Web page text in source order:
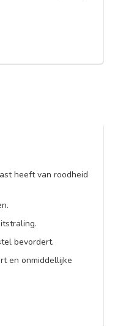
heeft van roodheid
bevordert.
en onmiddellijke